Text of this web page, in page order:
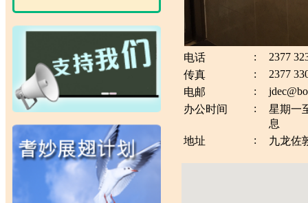
电话 :
2377
传真
:
2377
电邮
:
办公时间
:
星期一
息
地址
: 九龙佐